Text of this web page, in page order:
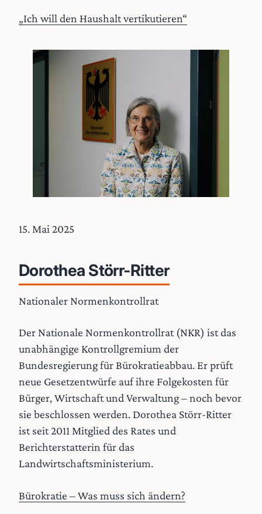
„Ich will den Haushalt vertikutieren“
15. Mai 2025
Dorothea Störr-Ritter
Nationaler Normenkontrollrat
Der Nationale Normenkontrollrat (NKR) ist das
unabhängige Kontrollgremium der
Bundesregierung für Bürokratieabbau. Er prüft
neue Gesetzentwürfe auf ihre Folgekosten für
Bürger, Wirtschaft und Verwaltung – noch bevor
sie beschlossen werden. Dorothea Störr-Ritter
ist seit 2011 Mitglied des Rates und
Berichterstatterin für das
Landwirtschaftsministerium.
Bürokratie – Was muss sich ändern?